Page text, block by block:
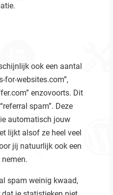
ook een aantal
for-websites.com”,
enzovoorts. Dit
spam”. Deze
automatisch jouw
lijkt alsof ze heel veel
jij natuurlijk ook een
spam weinig kwaad,